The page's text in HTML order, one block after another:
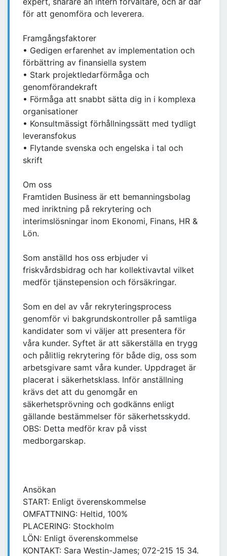
för att genomföra och leverera.
Framgångsfaktorer
• Gedigen erfarenhet av implementation och
förbättring av finansiella system
• Stark projektledarförmåga och
genomförandekraft
• Förmåga att snabbt sätta dig in i komplexa
organisationer
• Konsultmässigt förhållningssätt med tydligt
leveransfokus
• Flytande svenska och engelska i tal och
skrift
Om oss
Framtiden Business är ett bemanningsbolag
med inriktning på rekrytering och
interimslösningar inom Ekonomi, Finans, HR &
Lön.
Som anställd hos oss erbjuder vi
friskvårdsbidrag och har kollektivavtal vilket
medför tjänstepension och försäkringar.
Som en del av vår rekryteringsprocess
genomför vi bakgrundskontroller på samtliga
kandidater som vi väljer att presentera för
våra kunder. Syftet är att säkerställa en trygg
och pålitlig rekrytering för både dig, oss som
arbetsgivare samt våra kunder. Uppdraget är
placerat i säkerhetsklass. Inför anställning
krävs det att du genomgår en
säkerhetsprövning och godkänns enligt
gällande bestämmelser för säkerhetsskydd.
OBS: Detta medför krav på visst
medborgarskap.
Ansökan
START: Enligt överenskommelse
OMFATTNING: Heltid, 100%
PLACERING: Stockholm
LÖN: Enligt överenskommelse
KONTAKT: Sara Westin-James; 072-215 15 34.